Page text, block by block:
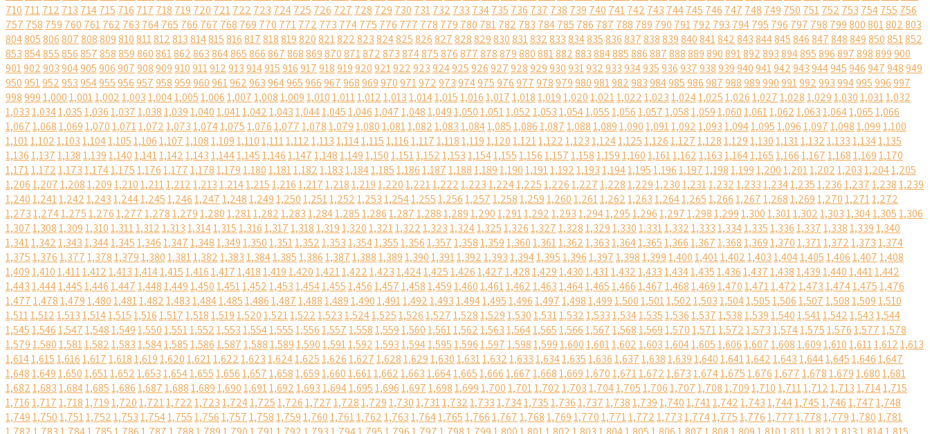
710 711712 713 714715 716 717 718 719 720 721722 723 724725 726 727 728 729 730 731732 733 734735 736 737 738 739 740 741742 743 744745 746 747 748 749 750 751752 753 754755 756
757 758 759 760 761762 763 764765 766 767 768 769 770 771772 773 774775 776 777 778 779 780 781782 783 784785 786 787 788 789 790 791792 793 794795 796 797 798 799800801802803
804805806807808809810811812813814815816817818819820821822823824825826827828829830831832833834835836837838839840841842843844845846847848849850851852
853854855856857858859860861862863864865866867868869870871872873874875876877878879880881882883884885886887888889890891892893894895896897898899900
901902903904905906907908909910911912913914915916917918919920921922923924925926927928929930931932933934935936937938939940941942943944945946947948949
950951952953954955956957958959960961962963964965966967968969970971972973974975976977978979980981982983984985986987988989990991992993994995996997
9989991,0001,0011,0021,0031,0041,0051,0061,0071,0081,0091,0101,0111,0121,0131,0141,0151,0161,0171,0181,0191,0201,0211,0221,0231,0241,0251,0261,0271,0281,0291,0301,0311,032
1,0331,0341,0351,0361,0371,0381,0391,0401,0411,0421,0431,0441,0451,0461,0471,0481,0491,0501,0511,0521,0531,0541,0551,0561,0571,0581,0591,0601,0611,0621,0631,0641,0651,066
1,0671,0681,0691,0701,0711,0721,0731,0741,0751,0761,0771,0781,0791,0801,0811,0821,0831,0841,0851,0861,0871,0881,0891,0901,0911,0921,0931,0941,0951,0961,0971,0981,0991,100
1,1011,1021,1031,1041,1051,1061,1071,1081,1091,1101,1111,1121,1131,1141,1151,1161,1171,1181,1191,1201,1211,1221,1231,1241,1251,1261,1271,1281,1291,1301,1311,1321,1331,1341,135
1,1361,1371,1381,1391,1401,1411,1421,1431,1441,1451,1461,1471,1481,1491,1501,1511,1521,1531,1541,1551,1561,1571,1581,1591,1601,1611,1621,1631,1641,1651,1661,1671,1681,1691,170
1,1711,1721,1731,1741,1751,1761,1771,1781,1791,1801,1811,1821,1831,1841,1851,1861,1871,1881,1891,1901,1911,1921,1931,1941,1951,1961,1971,1981,1991,2001,2011,2021,2031,2041,205
1,2061,2071,2081,2091,2101,2111,2121,2131,2141,2151,2161,2171,2181,2191,2201,2211,2221,2231,2241,2251,2261,2271,2281,2291,2301,2311,2321,2331,2341,2351,2361,2371,2381,239
1,2401,2411,2421,2431,2441,2451,2461,2471,2481,2491,2501,2511,2521,2531,2541,2551,2561,2571,2581,2591,2601,2611,2621,2631,2641,2651,2661,2671,2681,2691,2701,2711,272
1,2731,2741,2751,2761,2771,2781,2791,2801,2811,2821,2831,2841,2851,2861,2871,2881,2891,2901,2911,2921,2931,2941,2951,2961,2971,2981,2991,3001,3011,3021,3031,3041,3051,306
1,3071,3081,3091,3101,3111,3121,3131,3141,3151,3161,3171,3181,3191,3201,3211,3221,3231,3241,3251,3261,3271,3281,3291,3301,3311,3321,3331,3341,3351,3361,3371,3381,3391,340
1,3411,3421,3431,3441,3451,3461,3471,3481,3491,3501,3511,3521,3531,3541,3551,3561,3571,3581,3591,3601,3611,3621,3631,3641,3651,3661,3671,3681,3691,3701,3711,3721,3731,374
1,3751,3761,3771,3781,3791,3801,3811,3821,3831,3841,3851,3861,3871,3881,3891,3901,3911,3921,3931,3941,3951,3961,3971,3981,3991,4001,4011,4021,4031,4041,4051,4061,4071,408
1,4091,4101,4111,4121,4131,4141,4151,4161,4171,4181,4191,4201,4211,4221,4231,4241,4251,4261,4271,4281,4291,4301,4311,4321,4331,4341,4351,4361,4371,4381,4391,4401,4411,442
1,4431,4441,4451,4461,4471,4481,4491,4501,4511,4521,4531,4541,4551,4561,4571,4581,4591,4601,4611,4621,4631,4641,4651,4661,4671,4681,4691,4701,4711,4721,4731,4741,4751,476
1,4771,4781,4791,4801,4811,4821,4831,4841,4851,4861,4871,4881,4891,4901,4911,4921,4931,4941,4951,4961,4971,4981,4991,5001,5011,5021,5031,5041,5051,5061,5071,5081,5091,510
1,5111,5121,5131,5141,5151,5161,5171,5181,5191,5201,5211,5221,5231,5241,5251,5261,5271,5281,5291,5301,5311,5321,5331,5341,5351,5361,5371,5381,5391,5401,5411,5421,5431,544
1,5451,5461,5471,5481,5491,5501,5511,5521,5531,5541,5551,5561,5571,5581,5591,5601,5611,5621,5631,5641,5651,5661,5671,5681,5691,5701,5711,5721,5731,5741,5751,5761,5771,578
1,5791,5801,5811,5821,5831,5841,5851,5861,5871,5881,5891,5901,5911,5921,5931,5941,5951,5961,5971,5981,5991,6001,6011,6021,6031,6041,6051,6061,6071,6081,6091,6101,6111,6121,613
1,6141,6151,6161,6171,6181,6191,6201,6211,6221,6231,6241,6251,6261,6271,6281,6291,6301,6311,6321,6331,6341,6351,6361,6371,6381,6391,6401,6411,6421,6431,6441,6451,6461,647
1,6481,6491,6501,6511,6521,6531,6541,6551,6561,6571,6581,6591,6601,6611,6621,6631,6641,6651,6661,6671,6681,6691,6701,6711,6721,6731,6741,6751,6761,6771,6781,6791,6801,681
1,6821,6831,6841,6851,6861,6871,6881,6891,6901,6911,6921,6931,6941,6951,6961,6971,6981,6991,7001,7011,7021,7031,7041,7051,7061,7071,7081,7091,7101,7111,7121,7131,7141,715
1,7161,7171,7181,7191,7201,7211,7221,7231,7241,7251,7261,7271,7281,7291,7301,7311,7321,7331,7341,7351,7361,7371,7381,7391,7401,7411,7421,7431,7441,7451,7461,7471,748
1,7491,7501,7511,7521,7531,7541,7551,7561,7571,7581,7591,7601,7611,7621,7631,7641,7651,7661,7671,7681,7691,7701,7711,7721,7731,7741,7751,7761,7771,7781,7791,7801,781